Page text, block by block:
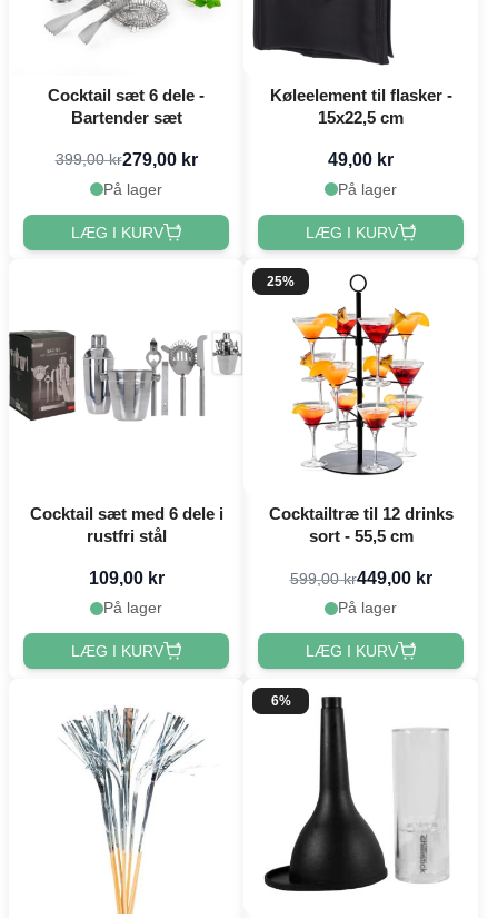
Cocktail sæt 6 dele -
Bartender sæt
399,00 kr279,00 kr
På lager
LÆG I KURV
Køleelement til flasker -
15x22,5 cm
49,00 kr
På lager
LÆG I KURV
Cocktail sæt med 6 dele i
rustfri stål
109,00 kr
På lager
LÆG I KURV
25%
Cocktailtræ til 12 drinks
sort - 55,5 cm
599,00 kr449,00 kr
På lager
LÆG I KURV
6%